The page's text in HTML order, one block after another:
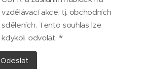
vzdělávací akce, tj. obchodních
sděleních. Tento souhlas lze
kdykoli odvolat.
Odeslat